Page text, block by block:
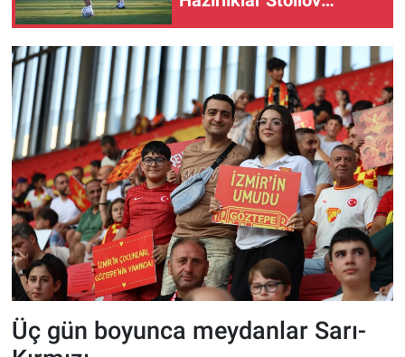
yönetiminde devam etti
Üç gün boyunca meydanlar Sarı-